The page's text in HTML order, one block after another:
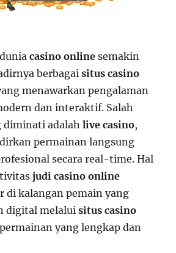
casino online semakin
berbagaisitus casino
menawarkan pengalaman
dan interaktif. Salah
diminati adalahlive casino,
permainan langsung
secara real-time. Hal
judi casino online
di kalangan pemain yang
digital melaluisitus casino
yang lengkap dan